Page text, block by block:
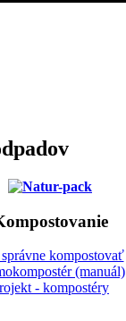
kompostovať
(manuál)
- kompostéry